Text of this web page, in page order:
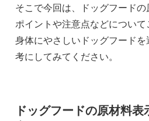
そこで今回は、ドッグフード
ポイントや注意点などについ
身体にやさしいドッグフード
考にしてみてください。
ドッグフードの原材料